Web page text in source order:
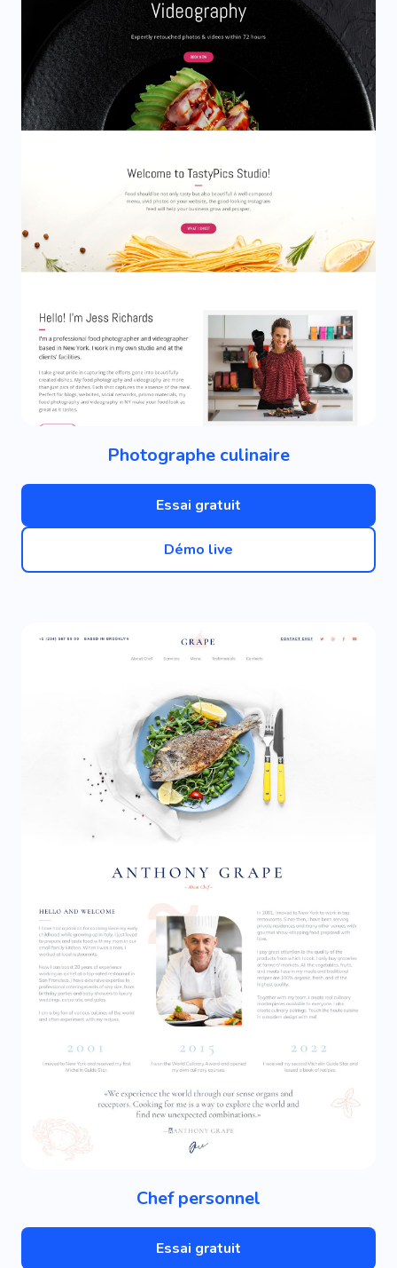
Photographe culinaire
Essai gratuit
Démo live
Chef personnel
Essai gratuit